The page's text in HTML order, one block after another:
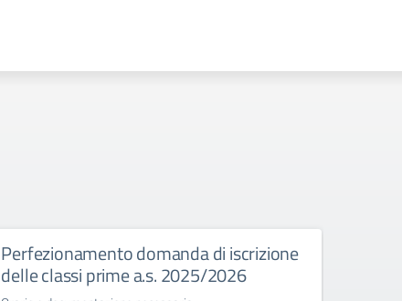
Perfezionamento domanda di iscrizione
delle classi prime a.s. 2025/2026